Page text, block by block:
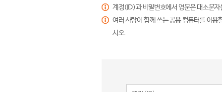
계정(ID)과 비밀번호에서 영문은 대소문
여러 사람이 함께 쓰는 공용 컴퓨터를 이
시오.